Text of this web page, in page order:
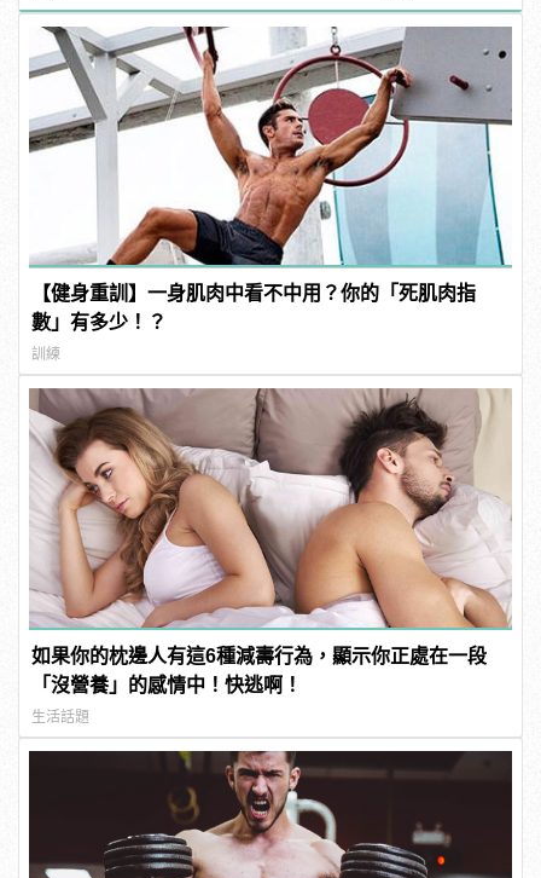
【健身重訓】一身肌肉中看不中用？你的「死肌肉指
數」有多少！？
訓練
如果你的枕邊人有這6種減壽行為，顯示你正處在一段
「沒營養」的感情中！快逃啊！
生活話題